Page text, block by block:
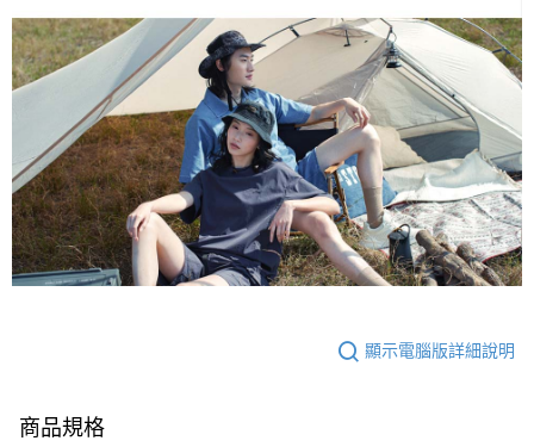
顯示電腦版詳細說明
商品規格